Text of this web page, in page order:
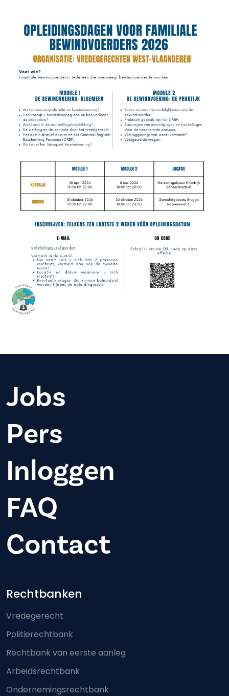
Jobs
Pers
Inloggen
FAQ
Contact
Footer-menu
Rechtbanken
Vredegerecht
Politierechtbank
Rechtbank van eerste aanleg
Arbeidsrechtbank
Ondernemingsrechtbank